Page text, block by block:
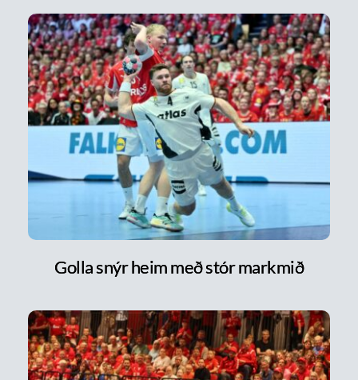
Golla snýr heim með stór markmið